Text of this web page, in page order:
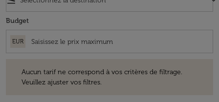
Budget
EUR
Aucun tarif ne correspond à vos critères de filtrage.
Veuillez ajuster vos filtres.